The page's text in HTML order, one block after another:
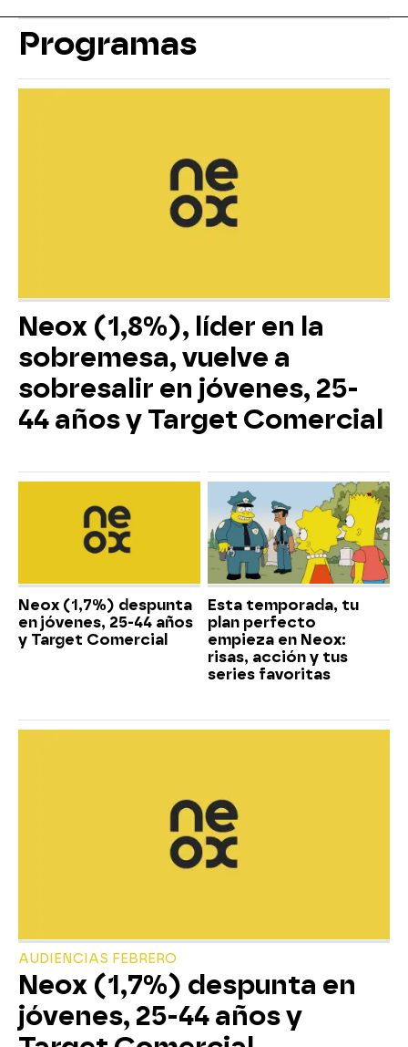
Programas
Neox (1,8%), líder en la
sobremesa, vuelve a
sobresalir en jóvenes, 25-
44 años y Target Comercial
Neox (1,7%) despunta
en jóvenes, 25-44 años
y Target Comercial
Esta temporada, tu
plan perfecto
empieza en Neox:
risas, acción y tus
series favoritas
AUDIENCIAS FEBRERO
Neox (1,7%) despunta en
jóvenes, 25-44 años y